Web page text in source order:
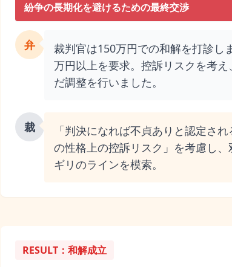
紛争の長期化を避けるための最終交渉
弁
裁判官は150万円での和解を打診し
万円以上を要求。控訴リスクを考
だ調整を行いました。
裁
「判決になれば不貞ありと認定さ
の性格上の控訴リスク」を考慮し、
ギリのラインを模索。
RESULT：和解成立